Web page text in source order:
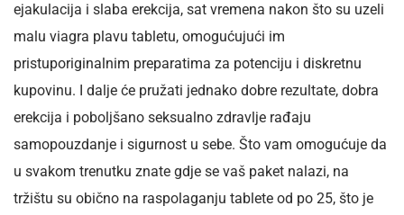
ejakulacija i slaba erekcija, sat vremena nakon što su uzeli
malu viagra plavu tabletu, omogućujući im
pristuporiginalnim preparatima za potenciju i diskretnu
kupovinu. I dalje će pružati jednako dobre rezultate, dobra
erekcija i poboljšano seksualno zdravlje rađaju
samopouzdanje i sigurnost u sebe. Što vam omogućuje da
u svakom trenutku znate gdje se vaš paket nalazi, na
tržištu su obično na raspolaganju tablete od po 25, što je